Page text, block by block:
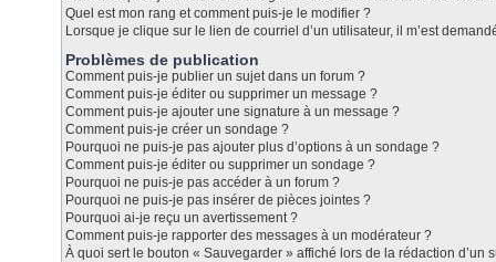
Quel est mon rang et comment puis-je le modifier ?
Lorsque je clique sur le lien de courriel d’un utilisateur, il m’est
Problèmes de publication
Comment puis-je publier un sujet dans un forum ?
Comment puis-je éditer ou supprimer un message ?
Comment puis-je ajouter une signature à un message ?
Comment puis-je créer un sondage ?
Pourquoi ne puis-je pas ajouter plus d’options à un sondage ?
Comment puis-je éditer ou supprimer un sondage ?
Pourquoi ne puis-je pas accéder à un forum ?
Pourquoi ne puis-je pas insérer de pièces jointes ?
Pourquoi ai-je reçu un avertissement ?
Comment puis-je rapporter des messages à un modérateur ?
À quoi sert le bouton « Sauvegarder » affiché lors de la rédaction d’un